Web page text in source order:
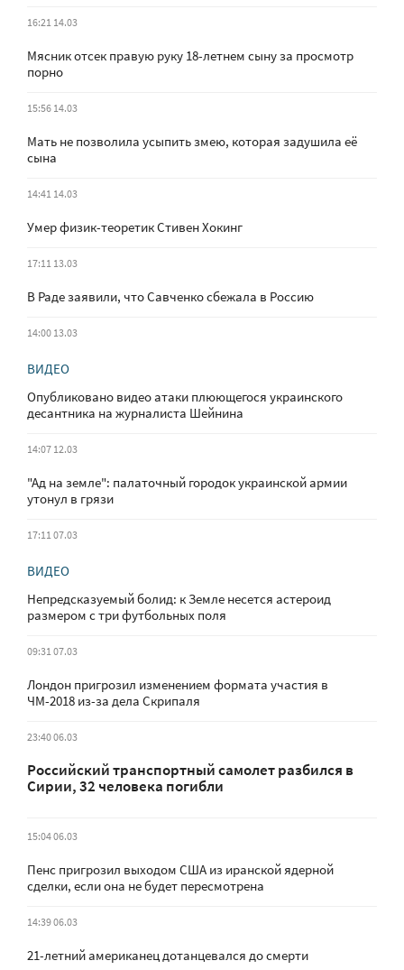
16:21 14.03
Мясник отсек правую руку 18-летнем сыну за просмотр
порно
15:56 14.03
Мать не позволила усыпить змею, которая задушила её
сына
14:41 14.03
Умер физик-теоретик Стивен Хокинг
17:11 13.03
В Раде заявили, что Савченко сбежала в Россию
14:00 13.03
ВИДЕО
Опубликовано видео атаки плюющегося украинского
десантника на журналиста Шейнина
14:07 12.03
"Ад на земле": палаточный городок украинской армии
утонул в грязи
17:11 07.03
ВИДЕО
Непредсказуемый болид: к Земле несется астероид
размером с три футбольных поля
09:31 07.03
Лондон пригрозил изменением формата участия в
ЧМ-2018 из-за дела Скрипаля
23:40 06.03
Российский транспортный самолет разбился в
Сирии, 32 человека погибли
15:04 06.03
Пенс пригрозил выходом США из иранской ядерной
сделки, если она не будет пересмотрена
14:39 06.03
21-летний американец дотанцевался до смерти